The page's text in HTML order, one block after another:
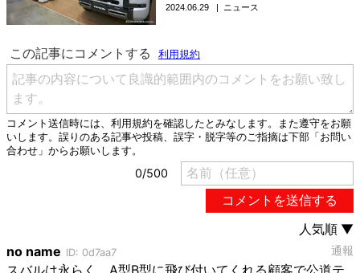
2024.06.29 ニュース